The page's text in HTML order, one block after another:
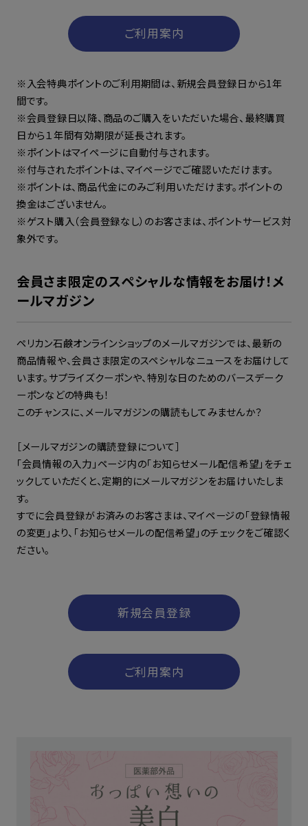
ご利用案内
※入会特典ポイントのご利用期間は、新規会員登録日から1年
間です。
※会員登録日以降、商品のご購入をいただいた場合、最終購買
日から１年間有効期限が延長されます。
※ポイントはマイページに自動付与されます。
※付与されたポイントは、マイページでご確認いただけます。
※ポイントは、商品代金にのみご利用いただけます。ポイントの
換金はございません。
※ゲスト購入（会員登録なし）のお客さまは、ポイントサービス対
象外です。
会員さま限定のスペシャルな情報をお届け！メ
ールマガジン
ペリカン石鹸オンラインショップのメールマガジンでは、最新の
商品情報や、会員さま限定のスペシャルなニュースをお届けして
います。サプライズクーポンや、特別な日のためのバースデーク
ーポンなどの特典も！
このチャンスに、メールマガジンの購読もしてみませんか？
［メールマガジンの購読登録について］
「会員情報の入力」ページ内の「お知らせメール配信希望」をチェ
ックしていただくと、定期的にメールマガジンをお届けいたしま
す。
すでに会員登録がお済みのお客さまは、マイページの「登録情報
の変更」より、「お知らせメールの配信希望」のチェックをご確認く
ださい。
新規会員登録
ご利用案内